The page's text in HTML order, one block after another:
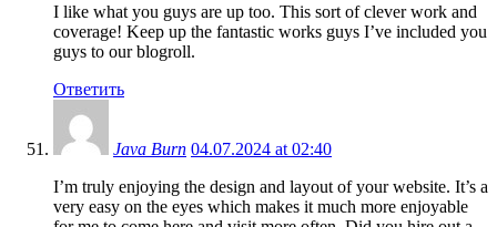
I like what you guys are up too. This sort of clever work and
coverage! Keep up the fantastic works guys I’ve included you
guys to our blogroll.
Ответить
Java Burn 04.07.2024 at 02:40
I’m truly enjoying the design and layout of your website. It’s a
very easy on the eyes which makes it much more enjoyable